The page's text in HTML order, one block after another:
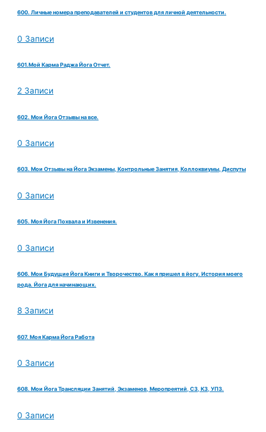
600. Личные номера преподавателей и студентов для личной деятельности.
0 Записи
601.Мой Карма Раджа Йога Отчет.
2 Записи
602. Мои Йога Отзывы на все.
0 Записи
603. Мои Отзывы на Йога Экзамены, Контрольные Занятия, Коллоквиумы, Диспуты
0 Записи
605. Моя Йога Похвала и Извенения.
0 Записи
606. Мои Будущие Йога Книги и Творочество. Как я пришел в йогу. История моего
рода. Йога для начинающих.
8 Записи
607. Моя Карма Йога Работа
0 Записи
608. Мои Йога Трансляции Занятий, Экзаменов, Меропреятий, СЗ, КЗ, УПЗ.
0 Записи